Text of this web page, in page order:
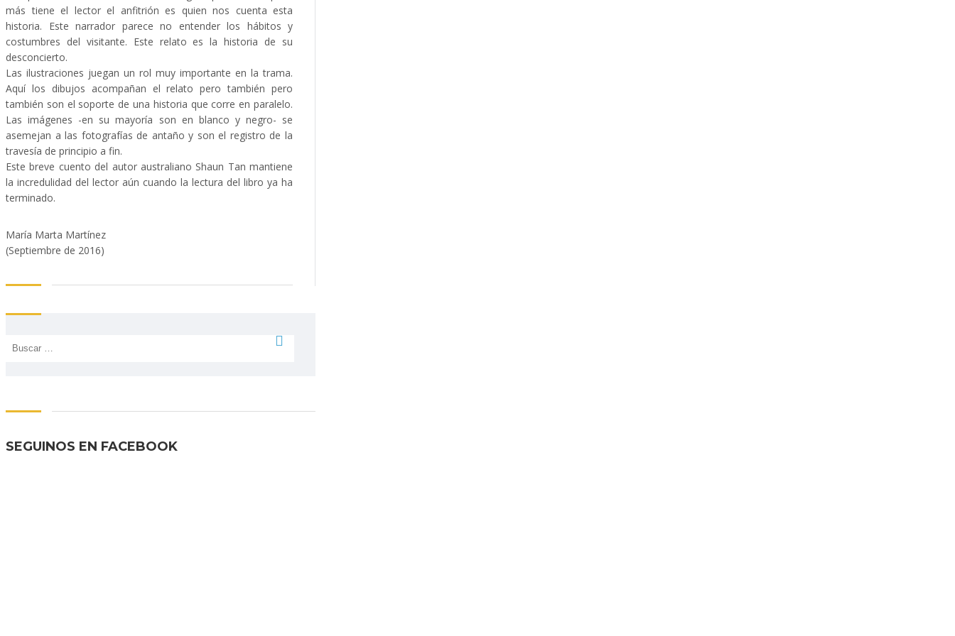
más tiene el lector el anfitrión es quien nos cuenta esta
historia. Este narrador parece no entender los hábitos y
costumbres del visitante. Este relato es la historia de su
desconcierto.
Las ilustraciones juegan un rol muy importante en la trama.
Aquí los dibujos acompañan el relato pero también pero
también son el soporte de una historia que corre en paralelo.
Las imágenes -en su mayoría son en blanco y negro- se
asemejan a las fotografías de antaño y son el registro de la
travesía de principio a fin.
Este breve cuento del autor australiano Shaun Tan mantiene
la incredulidad del lector aún cuando la lectura del libro ya ha
terminado.
María Marta Martínez
(Septiembre de 2016)
Buscar:
SEGUINOS EN FACEBOOK